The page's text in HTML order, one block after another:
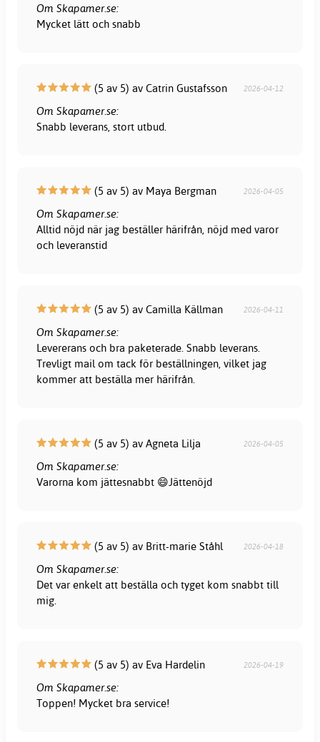
Om Skapamer.se:
Mycket lätt och snabb
(5 av 5) av Catrin Gustafsson 2026-04-12
Om Skapamer.se:
Snabb leverans, stort utbud.
(5 av 5) av Maya Bergman 2026-04-05
Om Skapamer.se:
Alltid nöjd när jag beställer härifrån, nöjd med varor
och leveranstid
(5 av 5) av Camilla Källman 2026-04-11
Om Skapamer.se:
Levererans och bra paketerade. Snabb leverans.
Trevligt mail om tack för beställningen, vilket jag
kommer att beställa mer härifrån.
(5 av 5) av Agneta Lilja 2026-04-05
Om Skapamer.se:
Varorna kom jättesnabbt 😄Jättenöjd
(5 av 5) av Britt-marie Ståhl 2026-04-18
Om Skapamer.se:
Det var enkelt att beställa och tyget kom snabbt till
mig.
(5 av 5) av Eva Hardelin 2026-04-19
Om Skapamer.se:
Toppen! Mycket bra service!